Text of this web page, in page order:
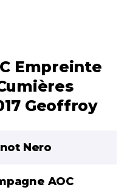
Empreinte
Geoffroy
Nero
AOC